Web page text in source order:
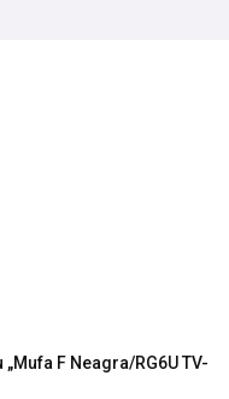
F Neagra/RG6U TV-